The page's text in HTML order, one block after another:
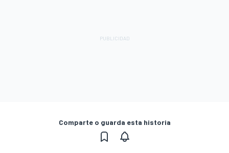
Comparte o guarda esta historia